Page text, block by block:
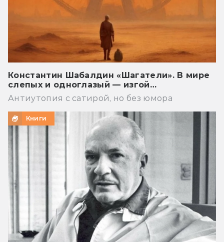
Константин Шабалдин «Шагатели». В мире
слепых и одноглазый — изгой…
Антиутопия с сатирой, но без юмора
Книги